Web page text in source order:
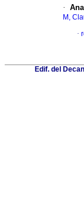
·
M,
·
Edif. del